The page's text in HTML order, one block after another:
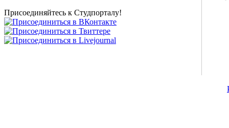
Присоединяйтесь к Студпорталу!